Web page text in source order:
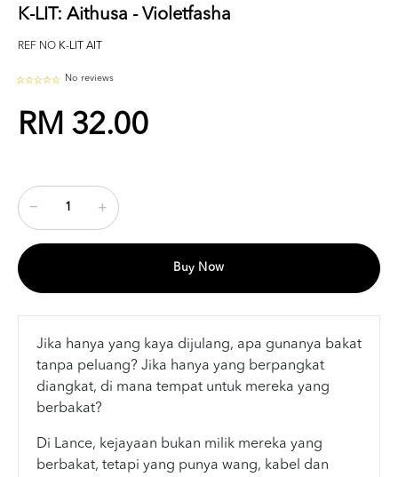
K-LIT: Aithusa - Violetfasha
REF NO K-LIT AIT
No reviews
RM 32.00
Buy Now
Jika hanya yang kaya dijulang, apa gunanya bakat
tanpa peluang? Jika hanya yang berpangkat
diangkat, di mana tempat untuk mereka yang
berbakat?
Di Lance, kejayaan bukan milik mereka yang
berbakat, tetapi yang punya wang, kabel dan